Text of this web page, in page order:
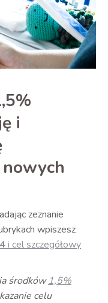
i
zeznanie
wpiszesz
i cel szczegółowy
środków1,5%
celu